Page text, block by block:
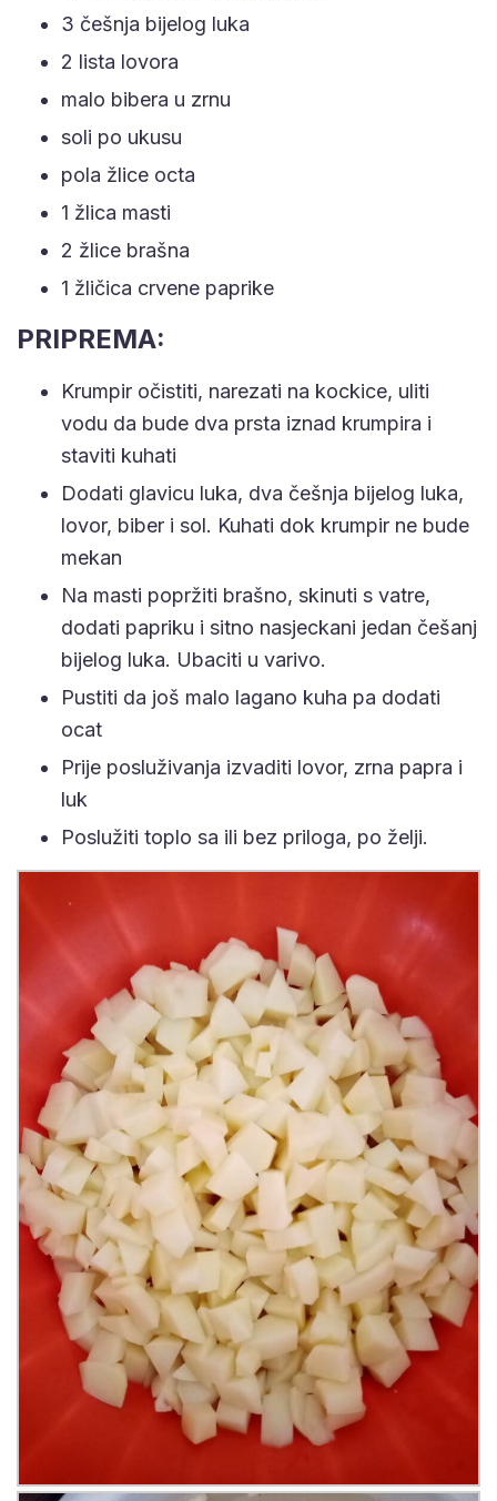
3 češnja bijelog luka
2 lista lovora
malo bibera u zrnu
soli po ukusu
pola žlice octa
1 žlica masti
2 žlice brašna
1 žličica crvene paprike
PRIPREMA:
Krumpir očistiti, narezati na kockice, uliti
vodu da bude dva prsta iznad krumpira i
staviti kuhati
Dodati glavicu luka, dva češnja bijelog luka,
lovor, biber i sol. Kuhati dok krumpir ne bude
mekan
Na masti popržiti brašno, skinuti s vatre,
dodati papriku i sitno nasjeckani jedan češanj
bijelog luka. Ubaciti u varivo.
Pustiti da još malo lagano kuha pa dodati
ocat
Prije posluživanja izvaditi lovor, zrna papra i
luk
Poslužiti toplo sa ili bez priloga, po želji.